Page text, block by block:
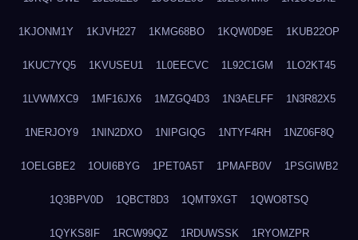
1KJONM1Y 1KJVH227 1KMG68BO 1KQW0D9E 1KUB22OP
1KUC7YQ5 1KVUSEU1 1L0EECVC 1L92C1GM 1LO2KT45
1LVWMXC9 1MF16JX6 1MZGQ4D3 1N3AELFF 1N3R82X5
1NERJOY9 1NIN2DXO 1NIPGIQG 1NTYF4RH 1NZ06F8Q
1OELGBE2 1OUI6BYG 1PET0A5T 1PMAFB0V 1PSGIWB2
1Q3BPV0D 1QBCT8D3 1QMT9XGT 1QWO8TSQ
1QYKS8IF 1RCW99QZ 1RDUWSSK 1RYOMZPR